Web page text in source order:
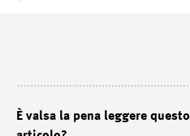
È valsa la pena leggere questo